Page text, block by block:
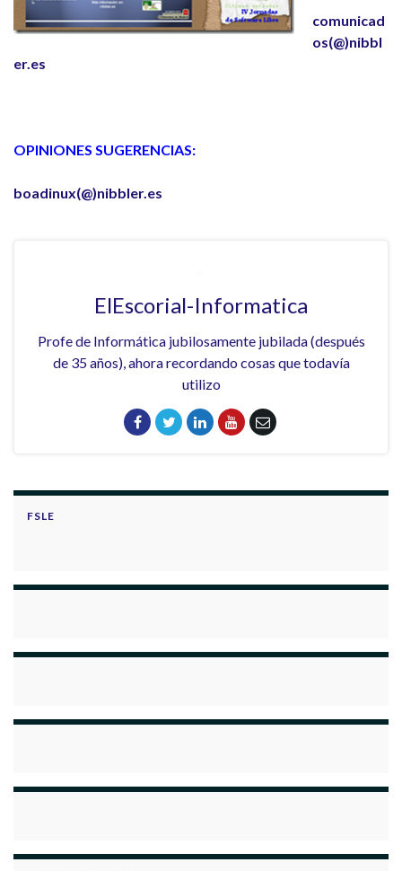
comunicad
os(@)nibbl
er.es
OPINIONES SUGERENCIAS:
boadinux(@)nibbler.es
ElEscorial-Informatica
Profe de Informática jubilosamente jubilada (después
de 35 años), ahora recordando cosas que todavía
utilizo
FSLE